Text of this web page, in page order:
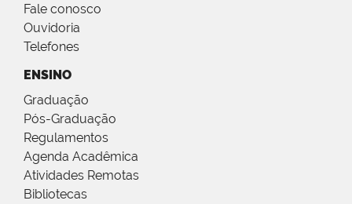
Fale conosco
Ouvidoria
Telefones
ENSINO
Graduação
Pós-Graduação
Regulamentos
Agenda Acadêmica
Atividades Remotas
Bibliotecas